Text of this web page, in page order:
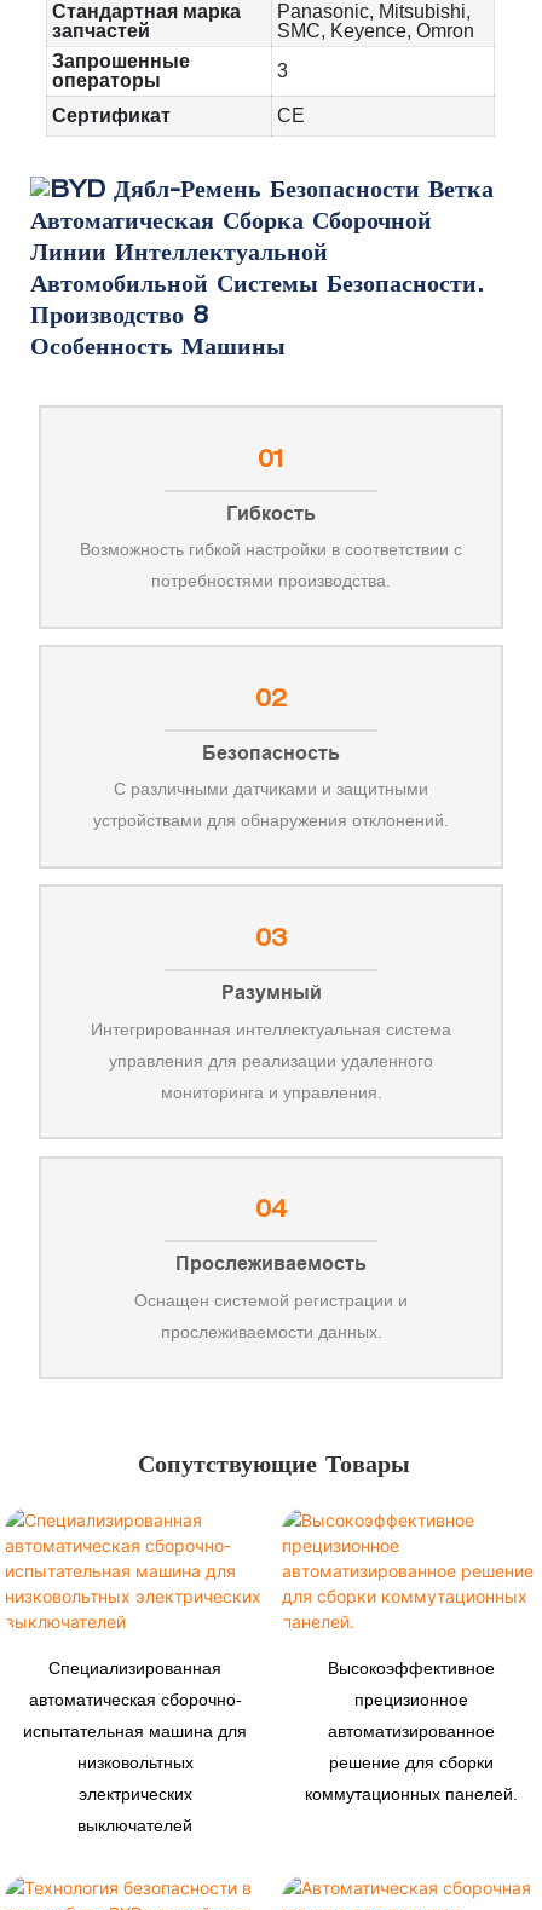
Стандартная марка
запчастей
Panasonic, Mitsubishi,
SMC, Keyence, Omron
Запрошенные
операторы
3
Сертификат CE
Особенность Машины
01
Гибкость
Возможность гибкой настройки в соответствии с
потребностями производства.
02
Безопасность
С различными датчиками и защитными
устройствами для обнаружения отклонений.
03
Разумный
Интегрированная интеллектуальная система
управления для реализации удаленного
мониторинга и управления.
04
Прослеживаемость
Оснащен системой регистрации и
прослеживаемости данных.
Сопутствующие Товары
Специализированная
автоматическая сборочно-
испытательная машина для
низковольтных
электрических
выключателей
Высокоэффективное
прецизионное
автоматизированное
решение для сборки
коммутационных панелей.